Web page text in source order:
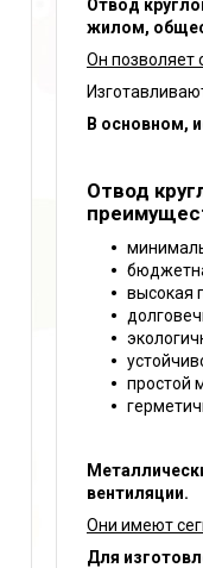
Отвод
жилом,
Он позволяет
В основном,
Отвод
высокая
простой
вентиляции.
Они имеют
Для